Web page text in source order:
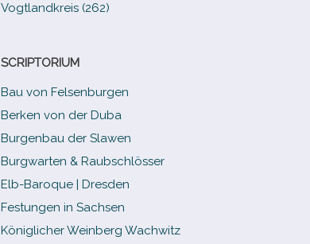
Vogtlandkreis (262)
SCRIPTORIUM
Bau von Felsenburgen
Berken von der Duba
Burgenbau der Slawen
Burgwarten & Raubschlösser
Elb-​Baroque | Dresden
Festungen in Sachsen
Königlicher Weinberg Wachwitz